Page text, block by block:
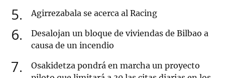
5 Agirrezabala se acerca al Racing
6
Desalojan un bloque de viviendas de Bilbao a
causa de un incendio
7
Osakidetza pondrá en marcha un proyecto